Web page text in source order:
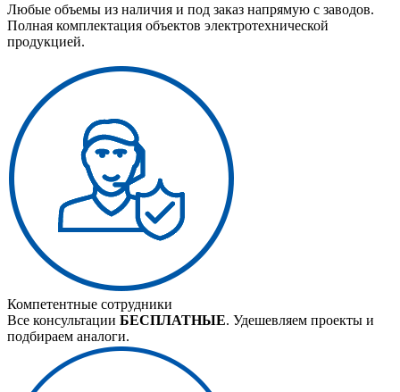
Любые объемы из наличия и под заказ напрямую с заводов.
Полная комплектация объектов электротехнической
продукцией.
Компетентные сотрудники
Все консультации БЕСПЛАТНЫЕ. Удешевляем проекты и
подбираем аналоги.